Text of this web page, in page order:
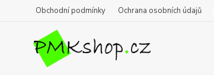
Obchodní podmínky Ochrana osobních údajů